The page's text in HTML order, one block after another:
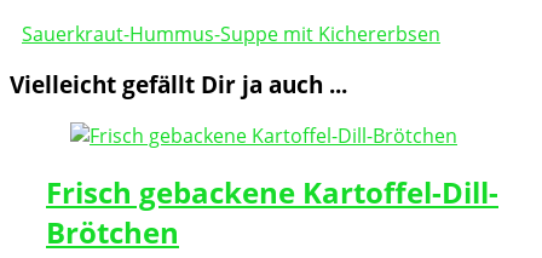
Sauerkraut-Hummus-Suppe mit Kichererbsen
Vielleicht gefällt Dir ja auch ...
Frisch gebackene Kartoffel-Dill-
Brötchen